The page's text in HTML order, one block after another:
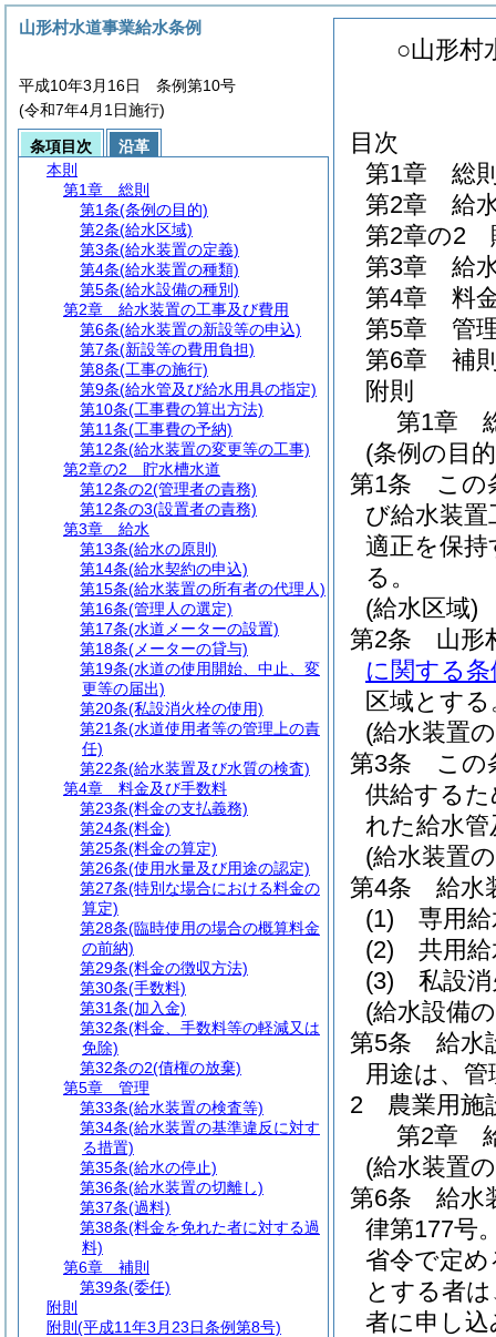
○山形村
目次
第1章
総
第2章
給
第2章の2
第3章
給
第4章
料
第5章
管
第6章
補
附則
第1章
(条例の目
第1条
この
び給水装
適正を保
る。
(給水区域)
第2条
山形
に関する条
区域とする
(給水装置
第3条
この
供給する
れた給水
(給水装置
第4条
給水
(1)
専用
(2)
共用
(3)
私設
(給水設備
第5条
給水
用途は、
2
農業用施
第2章
(給水装置
第6条
給水
律第177号
省令で定
とする者
者に申し
山形村水道事業給水条例
平成10年3月16日 条例第10号
(令和7年4月1日施行)
条項目次
沿革
本則
第1章
総則
第1条(条例の目的)
第2条(給水区域)
第3条(給水装置の定義)
第4条(給水装置の種類)
第5条(給水設備の種別)
第2章
給水装置の工事及び費用
第6条(給水装置の新設等の申込)
第7条(新設等の費用負担)
第8条(工事の施行)
第9条(給水管及び給水用具の指定)
第10条(工事費の算出方法)
第11条(工事費の予納)
第12条(給水装置の変更等の工事)
第2章の2
貯水槽水道
第12条の2(管理者の責務)
第12条の3(設置者の責務)
第3章
給水
第13条(給水の原則)
第14条(給水契約の申込)
第15条(給水装置の所有者の代理人)
第16条(管理人の選定)
第17条(水道メーターの設置)
第18条(メーターの貸与)
第19条(水道の使用開始、中止、変
更等の届出)
第20条(私設消火栓の使用)
第21条(水道使用者等の管理上の責
任)
第22条(給水装置及び水質の検査)
第4章
料金及び手数料
第23条(料金の支払義務)
第24条(料金)
第25条(料金の算定)
第26条(使用水量及び用途の認定)
第27条(特別な場合における料金の
算定)
第28条(臨時使用の場合の概算料金
の前納)
第29条(料金の徴収方法)
第30条(手数料)
第31条(加入金)
第32条(料金、手数料等の軽減又は
免除)
第32条の2(債権の放棄)
第5章
管理
第33条(給水装置の検査等)
第34条(給水装置の基準違反に対す
る措置)
第35条(給水の停止)
第36条(給水装置の切離し)
第37条(過料)
第38条(料金を免れた者に対する過
料)
第6章
補則
第39条(委任)
附則
附則 (平成11年3月23日条例第8号)